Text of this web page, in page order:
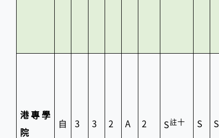
港專學
院
自 3 3 2 A 2 S註十 S S